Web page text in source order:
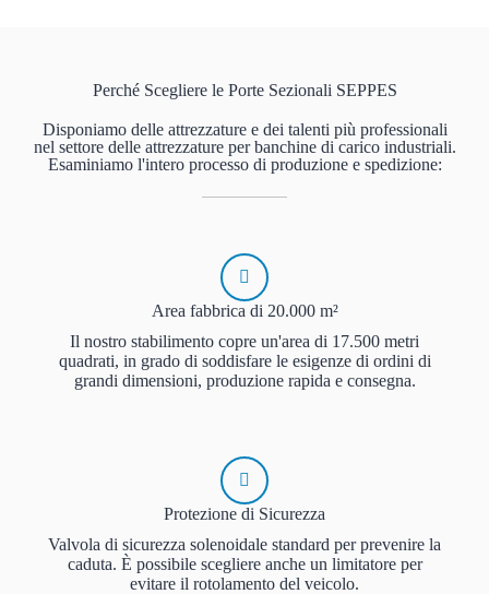
Perché Scegliere le Porte Sezionali SEPPES
Disponiamo delle attrezzature e dei talenti più professionali
nel settore delle attrezzature per banchine di carico industriali.
Esaminiamo l'intero processo di produzione e spedizione:
Area fabbrica di 20.000 m²
Il nostro stabilimento copre un'area di 17.500 metri
quadrati, in grado di soddisfare le esigenze di ordini di
grandi dimensioni, produzione rapida e consegna.
Protezione di Sicurezza
Valvola di sicurezza solenoidale standard per prevenire la
caduta. È possibile scegliere anche un limitatore per
evitare il rotolamento del veicolo.